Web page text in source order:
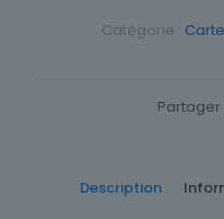
Catégorie :
Partager
Description